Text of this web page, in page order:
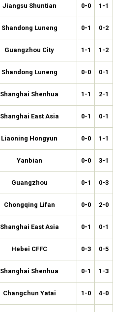
Jiangsu Shuntian 0-0 1-1
Shandong Luneng 0-1 0-2
Guangzhou City 1-1 1-2
Shandong Luneng 0-0 0-1
Shanghai Shenhua 1-1 2-1
Shanghai East Asia 0-1 0-1
Liaoning Hongyun 0-0 1-1
Yanbian 0-0 3-1
Guangzhou 0-1 0-3
Chongqing Lifan 0-0 2-0
Shanghai East Asia 0-1 0-1
Hebei CFFC 0-3 0-5
Shanghai Shenhua 0-1 1-3
Changchun Yatai 1-0 4-0